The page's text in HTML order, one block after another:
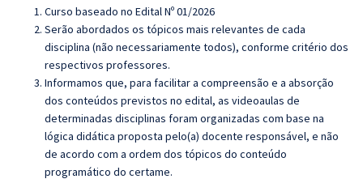
Curso baseado no Edital Nº 01/2026
Serão abordados os tópicos mais relevantes de cada
disciplina (não necessariamente todos), conforme critério dos
respectivos professores.
Informamos que, para facilitar a compreensão e a absorção
dos conteúdos previstos no edital, as videoaulas de
determinadas disciplinas foram organizadas com base na
lógica didática proposta pelo(a) docente responsável, e não
de acordo com a ordem dos tópicos do conteúdo
programático do certame.